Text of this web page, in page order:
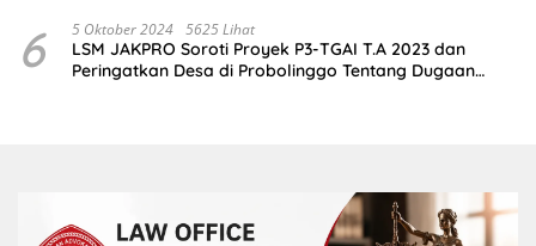
6 5 Oktober 2024 5625 Lihat
LSM JAKPRO Soroti Proyek P3-TGAI T.A 2023 dan
Peringatkan Desa di Probolinggo Tentang Dugaan